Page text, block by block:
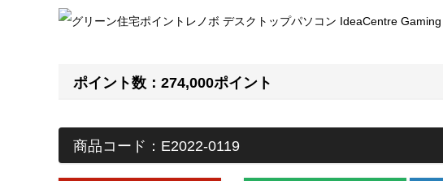
ポイント数：274,000ポイント
商品コード：E2022-0119